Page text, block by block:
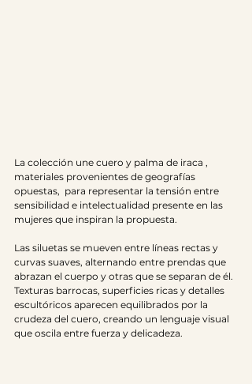
La colección une cuero y palma de iraca ,
materiales provenientes de geografías
opuestas,  para representar la tensión entre
sensibilidad e intelectualidad presente en las
mujeres que inspiran la propuesta.
Las siluetas se mueven entre líneas rectas y
curvas suaves, alternando entre prendas que
abrazan el cuerpo y otras que se separan de él.
Texturas barrocas, superficies ricas y detalles
escultóricos aparecen equilibrados por la
crudeza del cuero, creando un lenguaje visual
que oscila entre fuerza y delicadeza.